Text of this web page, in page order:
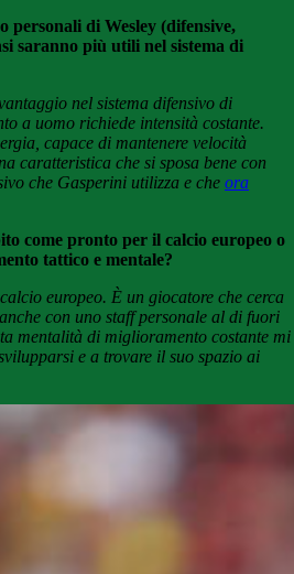
personali di Wesley (difensive,
saranno più utili nel sistema di
nel sistema difensivo di
a uomo richiede intensità costante.
capace di mantenere velocità
caratteristica che si sposa bene con
che Gasperini utilizza e che ora
come pronto per il calcio europeo o
tattico e mentale?
europeo. È un giocatore che cerca
con uno staff personale al di fuori
mentalità di miglioramento costante mi
e a trovare il suo spazio ai